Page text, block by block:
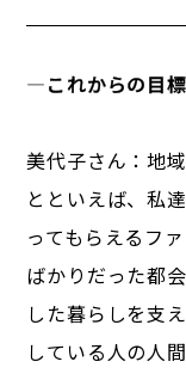
―これからの目
美代子さん：地
とといえば、私
ってもらえるフ
ばかりだった都
した暮らしを支
している人の人